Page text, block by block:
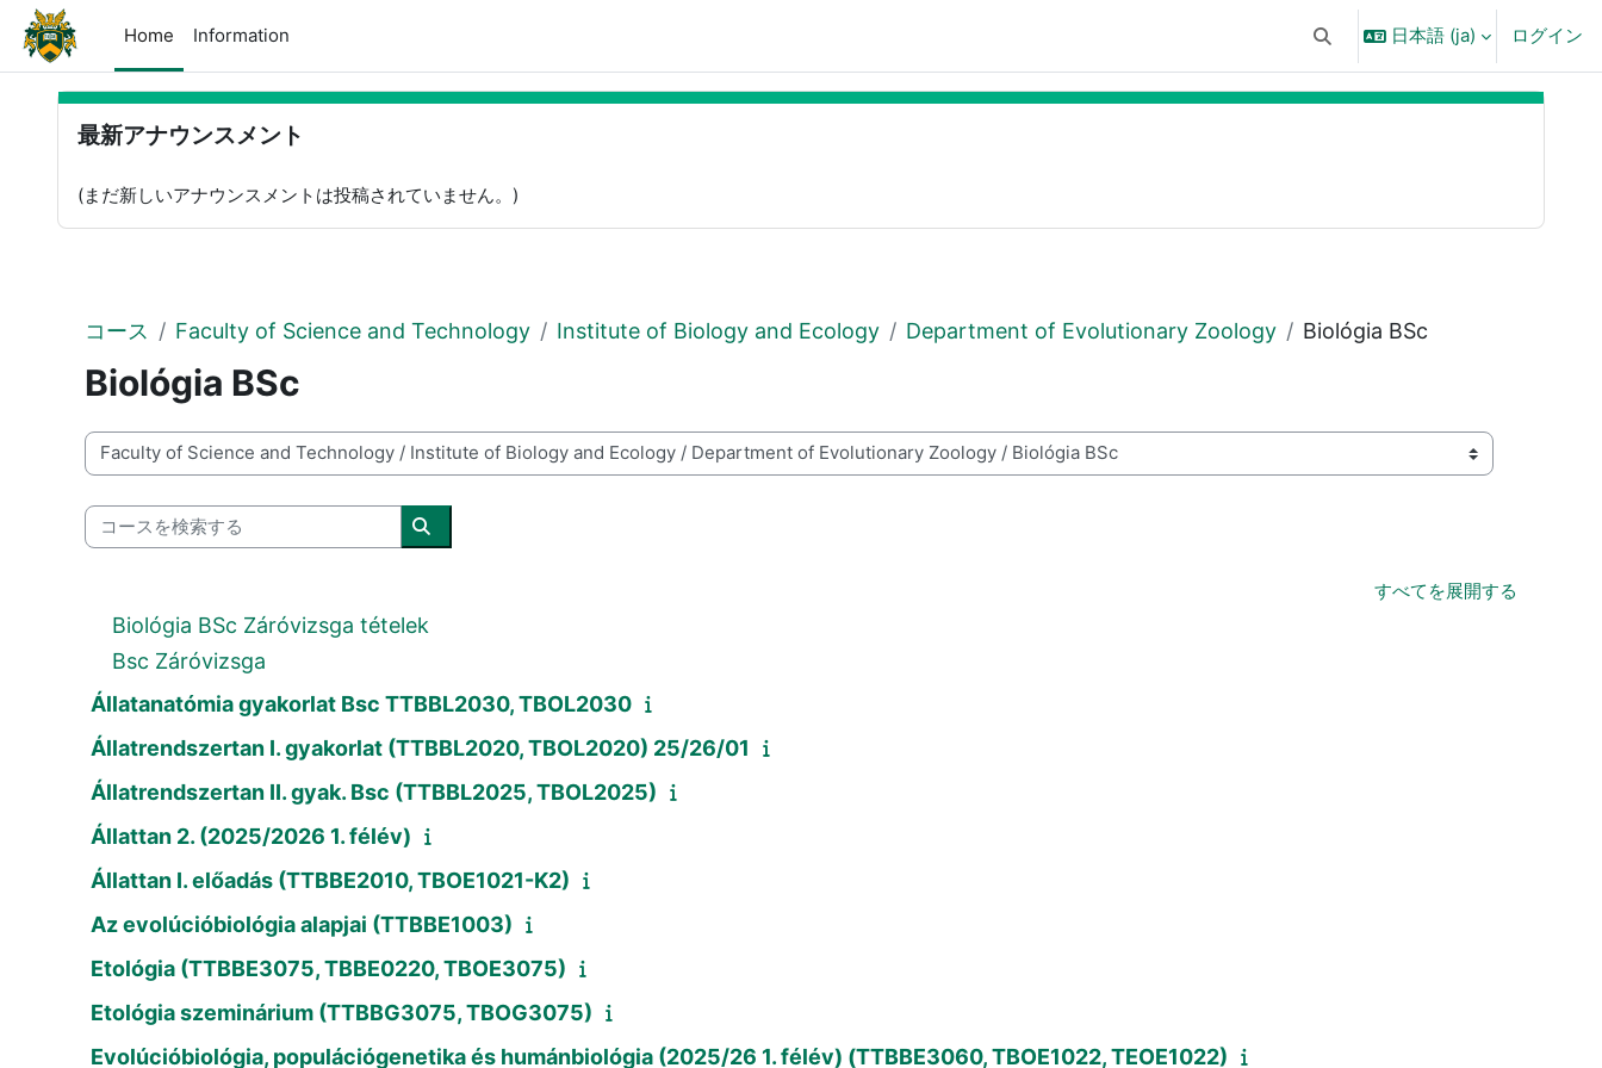
メインコンテンツへスキップする
Home
Information 検索入力に切り替える
日本語 ‎(ja)‎ ログイン
ブロック
最新アナウンスメント をスキップする
最新アナウンスメント
(まだ新しいアナウンスメントは投稿されていません。)
コース Faculty of Science and Technology Institute of Biology and Ecology Department of Evolutionary Zoology Biológia BSc
Biológia BSc
コースカテゴリ
コースを検索する
コースを検索する
すべてを展開する
Biológia BSc Záróvizsga tételek
Bsc Záróvizsga
Állatanatómia gyakorlat Bsc TTBBL2030, TBOL2030
Állatrendszertan I. gyakorlat (TTBBL2020, TBOL2020) 25/26/01
Állatrendszertan II. gyak. Bsc (TTBBL2025, TBOL2025)
Állattan 2. (2025/2026 1. félév)
Állattan I. előadás (TTBBE2010, TBOE1021-K2)
Az evolúcióbiológia alapjai (TTBBE1003)
Etológia (TTBBE3075, TBBE0220, TBOE3075)
Etológia szeminárium (TTBBG3075, TBOG3075)
Evolúcióbiológia, populációgenetika és humánbiológia (2025/26 1. félév) (TTBBE3060, TBOE1022, TEOE1022)